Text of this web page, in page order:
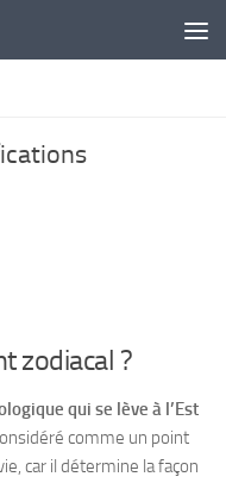
zodiacal ?
qui se lève à l’Est
comme un point
car il détermine la façon